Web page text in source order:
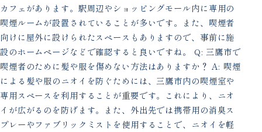
カフェがあります。駅周辺やショッピングモール内に専用の
喫煙ルームが設置されていることが多いです。また、喫煙者
向けに屋外に設けられたスペースもありますので、事前に施
設のホームページなどで確認すると良いですね。 Q: 三鷹市で
喫煙者のために髪や服を傷めない方法はありますか？ A: 喫煙
による髪や服のニオイを防ぐためには、三鷹市内の喫煙室や
専用スペースを利用することが重要です。これにより、ニオ
イが広がるのを防げます。また、外出先では携帯用の消臭ス
プレーやファブリックミストを使用することで、ニオイを軽